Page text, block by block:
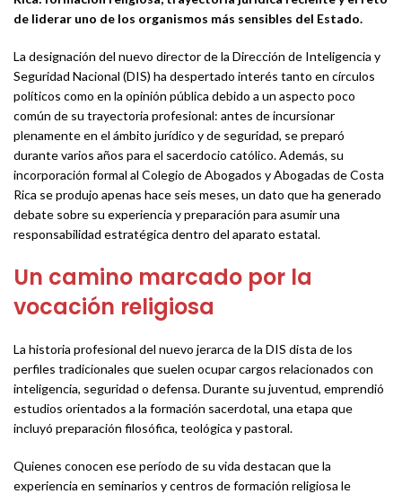
de liderar uno de los organismos más sensibles del Estado.
La designación del nuevo director de la Dirección de Inteligencia y
Seguridad Nacional (DIS) ha despertado interés tanto en círculos
políticos como en la opinión pública debido a un aspecto poco
común de su trayectoria profesional: antes de incursionar
plenamente en el ámbito jurídico y de seguridad, se preparó
durante varios años para el sacerdocio católico. Además, su
incorporación formal al Colegio de Abogados y Abogadas de Costa
Rica se produjo apenas hace seis meses, un dato que ha generado
debate sobre su experiencia y preparación para asumir una
responsabilidad estratégica dentro del aparato estatal.
Un camino marcado por la
vocación religiosa
La historia profesional del nuevo jerarca de la DIS dista de los
perfiles tradicionales que suelen ocupar cargos relacionados con
inteligencia, seguridad o defensa. Durante su juventud, emprendió
estudios orientados a la formación sacerdotal, una etapa que
incluyó preparación filosófica, teológica y pastoral.
Quienes conocen ese período de su vida destacan que la
experiencia en seminarios y centros de formación religiosa le